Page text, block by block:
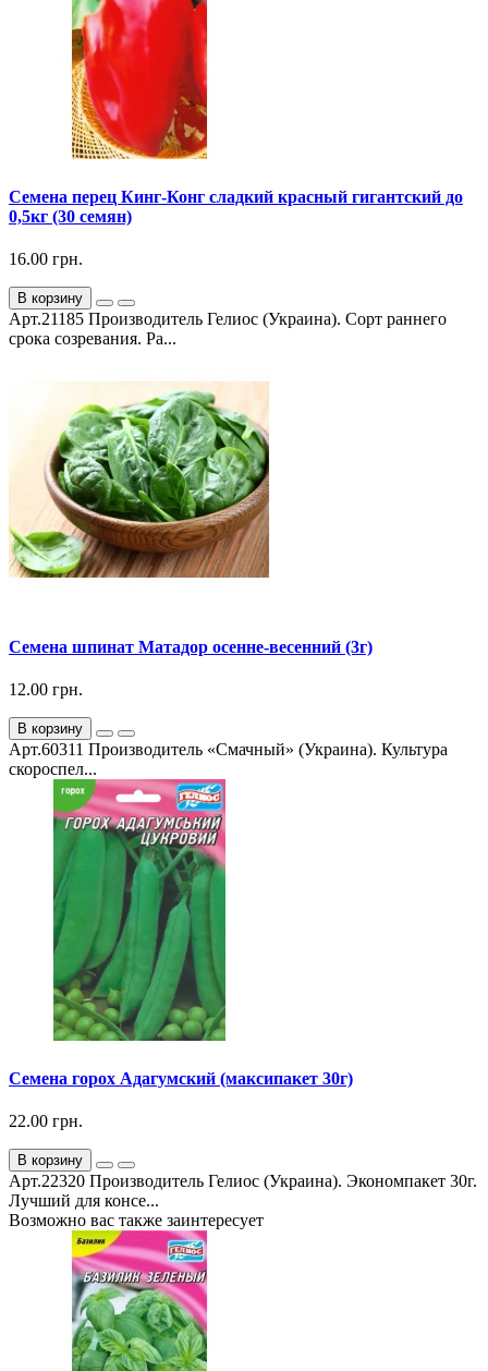
Семена перец Кинг-Конг сладкий красный гигантский до
0,5кг (30 семян)
16.00 грн.
В корзину
Арт.21185 Производитель Гелиос (Украина). Сорт раннего
срока созревания. Ра...
Семена шпинат Матадор осенне-весенний (3г)
12.00 грн.
В корзину
Арт.60311 Производитель «Смачный» (Украина). Культура
скороспел...
Семена горох Адагумский (максипакет 30г)
22.00 грн.
В корзину
Арт.22320 Производитель Гелиос (Украина). Экономпакет 30г.
Лучший для консе...
Возможно вас также заинтересует